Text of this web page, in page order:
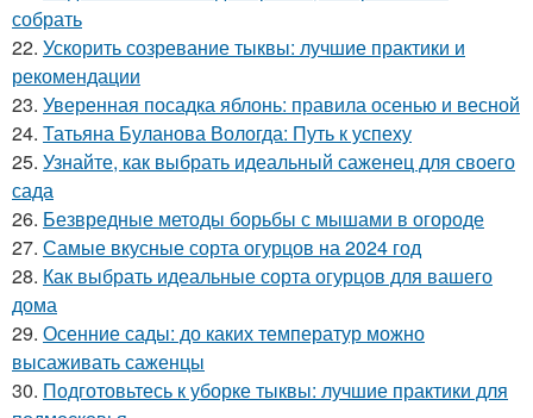
собрать
22. Ускорить созревание тыквы: лучшие практики и
рекомендации
23. Уверенная посадка яблонь: правила осенью и весной
24. Татьяна Буланова Вологда: Путь к успеху
25. Узнайте, как выбрать идеальный саженец для своего
сада
26. Безвредные методы борьбы с мышами в огороде
27. Самые вкусные сорта огурцов на 2024 год
28. Как выбрать идеальные сорта огурцов для вашего
дома
29. Осенние сады: до каких температур можно
высаживать саженцы
30. Подготовьтесь к уборке тыквы: лучшие практики для